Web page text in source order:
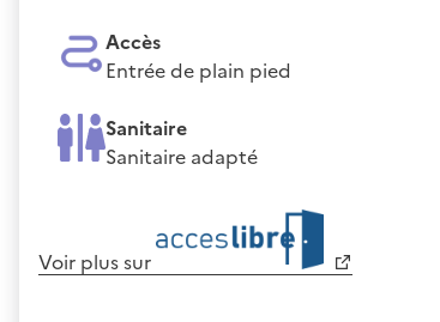
Accès
Entrée de plain pied
Sanitaire
Sanitaire adapté
Voir plus sur